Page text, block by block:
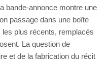
bande-annonce montre une
passage dans une boîte
plus récents, remplacés
La question de
et de la fabrication du récit